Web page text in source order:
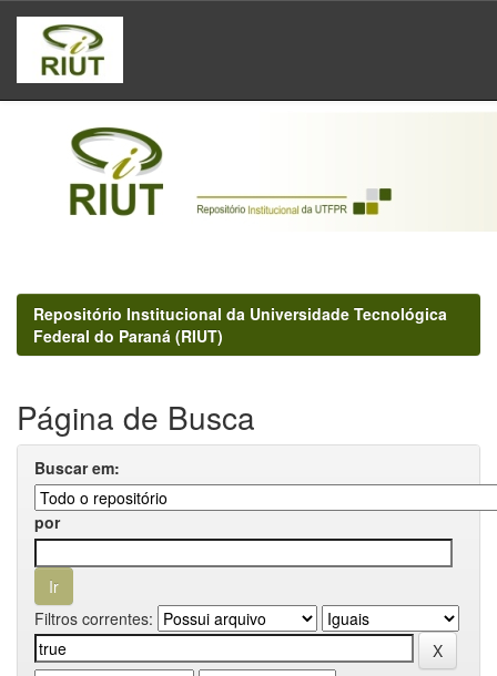
Skip
navigation
Repositório Institucional da Universidade Tecnológica
Federal do Paraná (RIUT)
Página de Busca
Buscar em:
por
Filtros correntes: